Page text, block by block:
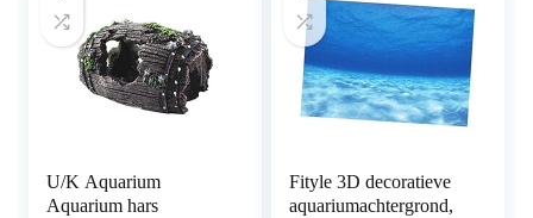
U/K Aquarium
Aquarium hars
Fityle 3D decoratieve
aquariumachtergrond,